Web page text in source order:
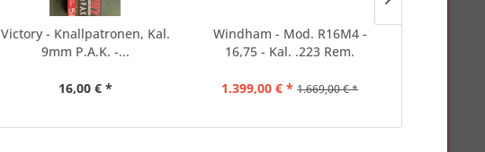
Victory - Knallpatronen, Kal.
9mm P.A.K. -...
16,00 € *
Windham - Mod. R16M4 -
16,75 - Kal. .223 Rem.
1.399,00 € * 1.669,00 € *